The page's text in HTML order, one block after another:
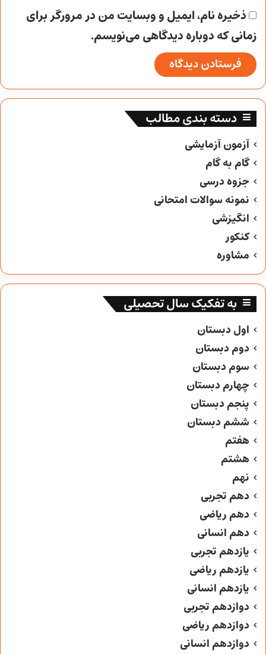
ذخیره نام، ایمیل و وبسایت من در مرورگر برای
زمانی که دوباره دیدگاهی می‌نویسم.
دسته بندی مطالب
آزمون آزمایشی
گام به گام
جزوه درسی
نمونه سوالات امتحانی
انگیزشی
کنکور
مشاوره
به تفکیک سال تحصیلی
اول دبستان
دوم دبستان
سوم دبستان
چهارم دبستان
پنجم دبستان
ششم دبستان
هفتم
هشتم
نهم
دهم تجربی
دهم ریاضی
دهم انسانی
یازدهم تجربی
یازدهم ریاضی
یازدهم انسانی
دوازدهم تجربی
دوازدهم ریاضی
دوازدهم انسانی